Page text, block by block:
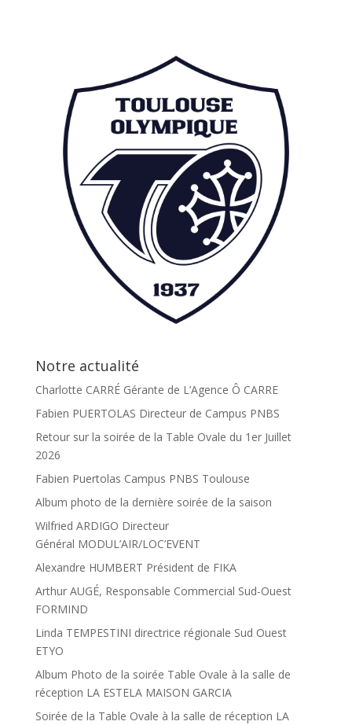
Notre actualité
Charlotte CARRÉ Gérante de L’Agence Ô CARRE
Fabien PUERTOLAS Directeur de Campus PNBS
Retour sur la soirée de la Table Ovale du 1er Juillet
2026
Fabien Puertolas Campus PNBS Toulouse
Album photo de la dernière soirée de la saison
Wilfried ARDIGO Directeur
Général MODUL’AIR/LOC’EVENT
Alexandre HUMBERT Président de FIKA
Arthur AUGÉ, Responsable Commercial Sud-Ouest
FORMIND
Linda TEMPESTINI directrice régionale Sud Ouest
ETYO
Album Photo de la soirée Table Ovale à la salle de
réception LA ESTELA MAISON GARCIA
Soirée de la Table Ovale à la salle de réception LA